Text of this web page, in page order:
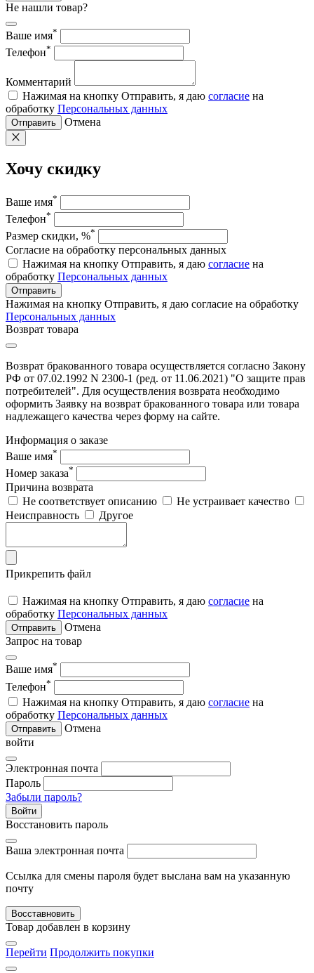
Не нашли товар?
Ваше имя*
Телефон*
Комментарий
Нажимая на кнопку Отправить, я даю согласие на
обработку Персональных данных
Отправить Отмена
Хочу скидку
Ваше имя*
Телефон*
Размер скидки, %*
Согласие на обработку персональных данных
Нажимая на кнопку Отправить, я даю согласие на
обработку Персональных данных
Отправить
Нажимая на кнопку Отправить, я даю согласие на обработку
Персональных данных
Возврат товара
Возврат бракованного товара осуществляется согласно Закону
РФ от 07.02.1992 N 2300-1 (ред. от 11.06.2021) "О защите прав
потребителей". Для осуществления возврата необходимо
оформить Заявку на возврат бракованного товара или товара
надлежащего качества через форму на сайте.
Информация о заказе
Ваше имя*
Номер заказа*
Причина возврата
Не соответствует описанию
Не устраивает качество
Неисправность
Другое
Прикрепить файл
Нажимая на кнопку Отправить, я даю согласие на
обработку Персональных данных
Отправить
Отмена
Запрос на товар
Ваше имя*
Телефон*
Нажимая на кнопку Отправить, я даю согласие на
обработку Персональных данных
Отправить
Отмена
войти
Электронная почта
Пароль
Забыли пароль?
Войти
Восстановить пароль
Ваша электронная почта
Ссылка для смены пароля будет выслана вам на указанную
почту
Восставновить
Товар добавлен в корзину
Перейти Продолжить покупки